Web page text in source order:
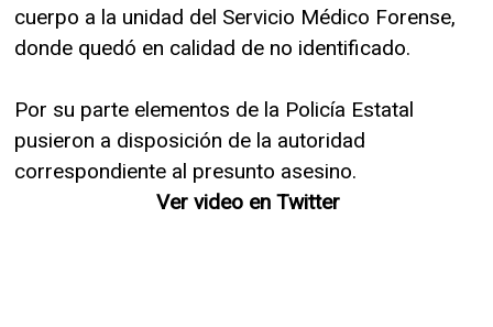
cuerpo a la unidad del Servicio Médico Forense,
donde quedó en calidad de no identificado.
Por su parte elementos de la Policía Estatal
pusieron a disposición de la autoridad
correspondiente al presunto asesino.
Ver video en Twitter